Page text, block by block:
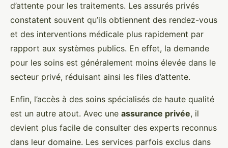
d’attente pour les traitements. Les assurés privés
constatent souvent qu’ils obtiennent des rendez-vous
et des interventions médicale plus rapidement par
rapport aux systèmes publics. En effet, la demande
pour les soins est généralement moins élevée dans le
secteur privé, réduisant ainsi les files d’attente.
Enfin, l’accès à des soins spécialisés de haute qualité
est un autre atout. Avec une assurance privée, il
devient plus facile de consulter des experts reconnus
dans leur domaine. Les services parfois exclus dans